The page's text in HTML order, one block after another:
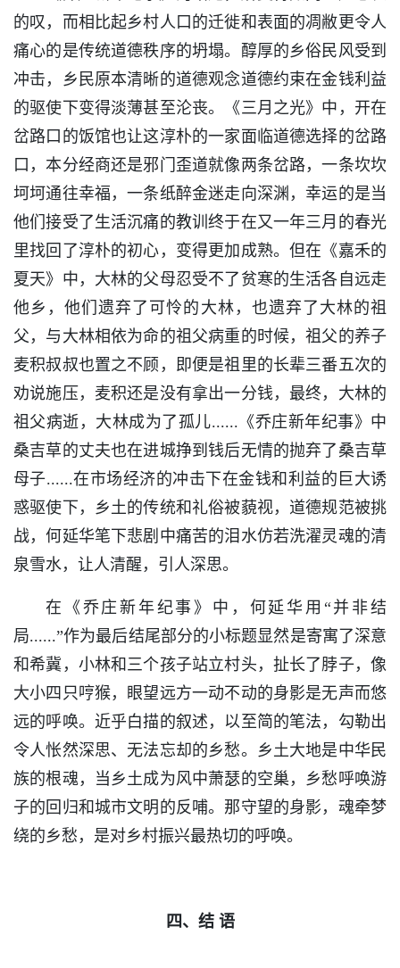
的叹，而相比起乡村人口的迁徙和表面的凋敝更令人
痛心的是传统道德秩序的坍塌。醇厚的乡俗民风受到
冲击，乡民原本清晰的道德观念道德约束在金钱利益
的驱使下变得淡薄甚至沦丧。《三月之光》中，开在
岔路口的饭馆也让这淳朴的一家面临道德选择的岔路
口，本分经商还是邪门歪道就像两条岔路，一条坎坎
坷坷通往幸福，一条纸醉金迷走向深渊，幸运的是当
他们接受了生活沉痛的教训终于在又一年三月的春光
里找回了淳朴的初心，变得更加成熟。但在《嘉禾的
夏天》中，大林的父母忍受不了贫寒的生活各自远走
他乡，他们遗弃了可怜的大林，也遗弃了大林的祖
父，与大林相依为命的祖父病重的时候，祖父的养子
麦积叔叔也置之不顾，即便是祖里的长辈三番五次的
劝说施压，麦积还是没有拿出一分钱，最终，大林的
祖父病逝，大林成为了孤儿......《乔庄新年纪事》中
桑吉草的丈夫也在进城挣到钱后无情的抛弃了桑吉草
母子......在市场经济的冲击下在金钱和利益的巨大诱
惑驱使下，乡土的传统和礼俗被藐视，道德规范被挑
战，何延华笔下悲剧中痛苦的泪水仿若洗濯灵魂的清
泉雪水，让人清醒，引人深思。
在《乔庄新年纪事》中，何延华用“并非结
局......”作为最后结尾部分的小标题显然是寄寓了深意
和希冀，小林和三个孩子站立村头，扯长了脖子，像
大小四只哼猴，眼望远方一动不动的身影是无声而悠
远的呼唤。近乎白描的叙述，以至简的笔法，勾勒出
令人怅然深思、无法忘却的乡愁。乡土大地是中华民
族的根魂，当乡土成为风中萧瑟的空巢，乡愁呼唤游
子的回归和城市文明的反哺。那守望的身影，魂牵梦
绕的乡愁，是对乡村振兴最热切的呼唤。
四、结 语